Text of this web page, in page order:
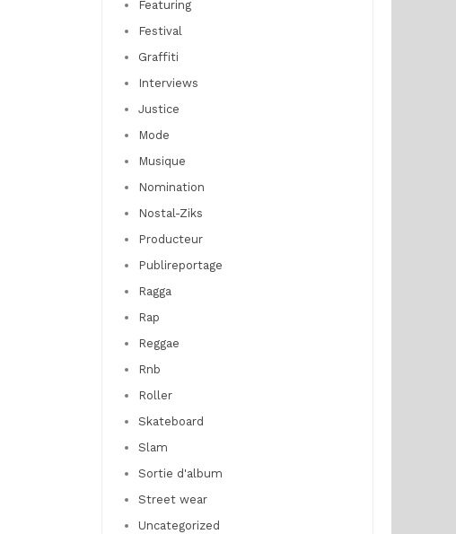
Featuring
Festival
Graffiti
Interviews
Justice
Mode
Musique
Nomination
Nostal-Ziks
Producteur
Publireportage
Ragga
Rap
Reggae
Rnb
Roller
Skateboard
Slam
Sortie d'album
Street wear
Uncategorized